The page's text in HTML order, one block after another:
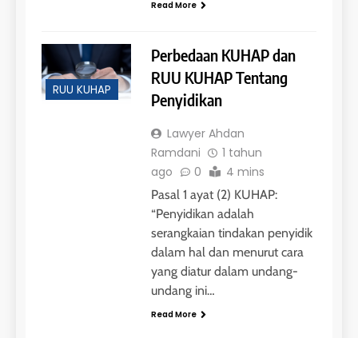
Read More
RUU KUHAP
Perbedaan KUHAP dan
RUU KUHAP Tentang
Penyidikan
Lawyer Ahdan
Ramdani
1 tahun
ago
0 4 mins
Pasal 1 ayat (2) KUHAP:
“Penyidikan adalah
serangkaian tindakan penyidik
dalam hal dan menurut cara
yang diatur dalam undang-
undang ini…
Read More